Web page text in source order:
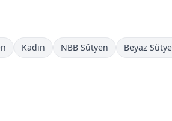
Kadın NBB Sütyen Beyaz